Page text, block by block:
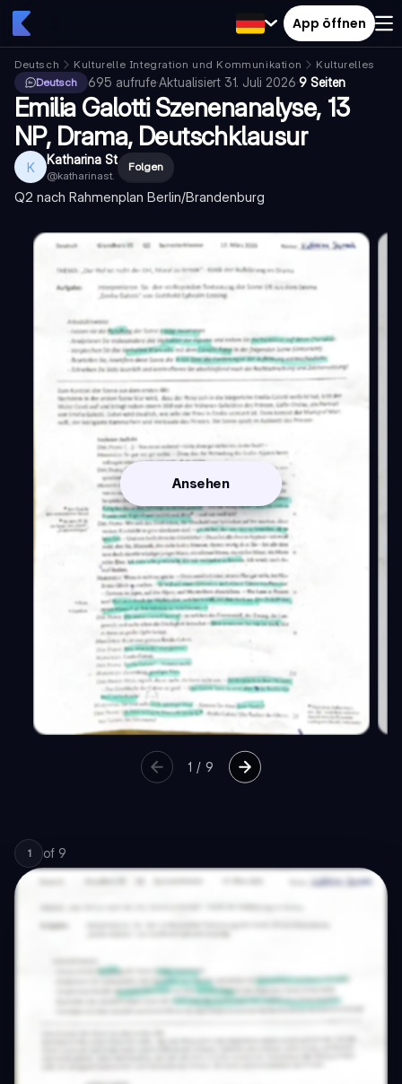
App öffnen
Deutsch Kulturelle Integration und Kommunikation
Kulturelles Erbe
Deutsch
695 aufrufe·Aktualisiert 31. Juli 2026·9 Seiten
Emilia Galotti Szenenanalyse, 13
NP, Drama, Deutschklausur
K Katharina St
@katharinast.
Folgen
Q2 nach Rahmenplan Berlin/Brandenburg
Ansehen
1 /9
1 of 9